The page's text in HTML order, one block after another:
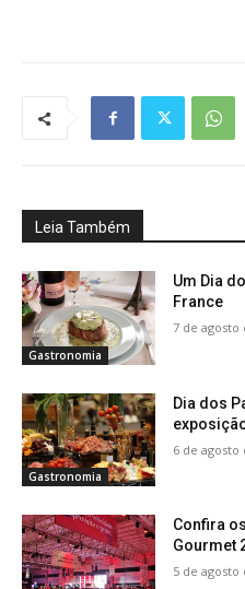
Leia Também
Gastronomia
Um Dia
France
7 de agosto
Gastronomia
Dia dos
6 de agosto
Confira
Gourmet
5 de agosto